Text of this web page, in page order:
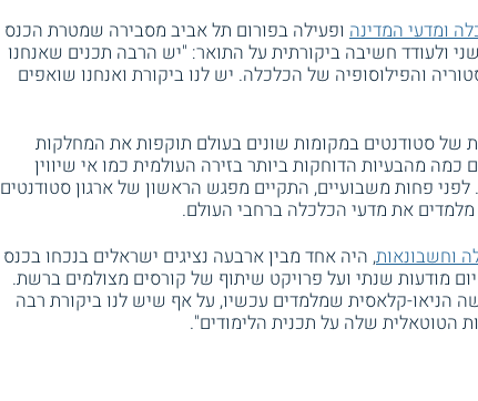
ומדעי המדינה ופעילה בפורום תל אביב מסבירה שמטרת הכנס
ולעודד חשיבה ביקורתית על התואר: "יש הרבה תכנים שאנחנו
והפילוסופיה של הכלכלה. יש לנו ביקורת ואנחנו שואפים
של סטודנטים במקומות שונים בעולם תוקפות את המחלקות
מהבעיות הדוחקות ביותר בזירה העולמית כמו אי שיווין
פחות משבועיים, התקיים מפגש הראשון של ארגון סטודנטים
את מדעי הכלכלה ברחבי העולם.
וחשבונאות, היה אחד מבין ארבעה נציגים ישראלים בנכחו בכנס
מודעות שנתי ועל פרויקט שיתוף של קורסים מצולמים ברשת.
הניאו-קלאסית שמלמדים עכשיו, על אף שיש לנו ביקורת רבה
הטוטאלית שלה על תכנית הלימודים".